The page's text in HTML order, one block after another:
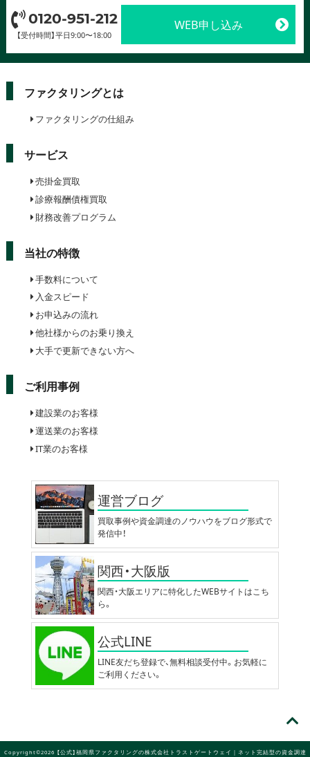
0120-951-212
【受付時間】平日9:00〜18:00
WEB申し込み
ファクタリングとは
ファクタリングの仕組み
サービス
売掛金買取
診療報酬債権買取
財務改善プログラム
当社の特徴
手数料について
入金スピード
お申込みの流れ
他社様からのお乗り換え
大手で更新できない方へ
ご利用事例
建設業のお客様
運送業のお客様
IT業のお客様
運営ブログ
買取事例や資金調達のノウハウをブログ形式で
発信中！
関西・大阪版
関西・大阪エリアに特化したWEBサイトはこち
ら。
公式LINE
LINE友だち登録で、無料相談受付中。お気軽に
ご利用ください。
Copyright©2026 【公式】福岡県ファクタリングの株式会社トラストゲートウェイ｜ネット完結型の資金調達